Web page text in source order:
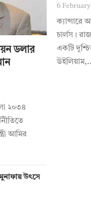
ডলার
২০৩৪
আমির
মুনাফায় উৎসে
6
ক্যান্সারে
চার্লস।
একটি